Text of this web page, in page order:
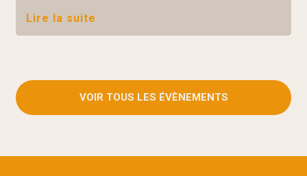
Lire la suite
VOIR TOUS LES ÉVÈNEMENTS